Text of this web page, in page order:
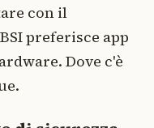
con il
preferisce app
Dove c'è